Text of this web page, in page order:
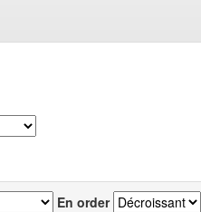
En order